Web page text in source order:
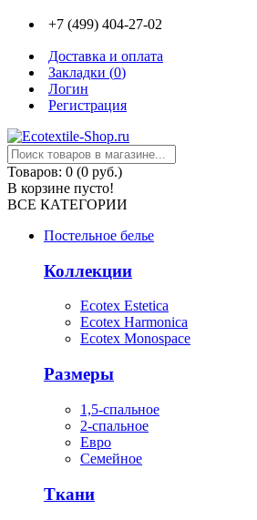
+7 (499) 404-27-02
Доставка и оплата
Закладки (0)
Логин
Регистрация
Товаров: 0 (0 руб.)
В корзине пусто!
ВСЕ КАТЕГОРИИ
Постельное белье
Коллекции
Ecotex Estetica
Ecotex Harmonica
Ecotex Monospace
Размеры
1,5-спальное
2-спальное
Евро
Семейное
Ткани